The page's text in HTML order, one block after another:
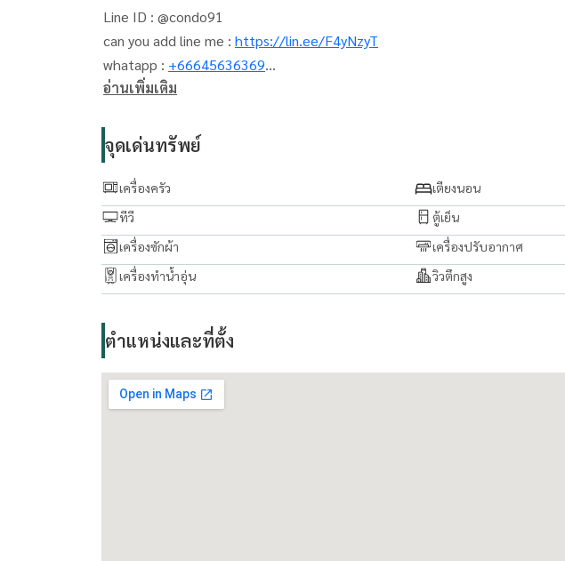
Line ID : @condo91
can you add line me : https://lin.ee/F4yNzyT
whatapp : +66645636369
Email:amolladaphet@gmail.com
www. thelivingbkk.com (บริษัท เดอะ ลิฟวิ่งแบงค็อก จำกัด)
ที่ปรึกษาและบริการ ซื้อ-ขาย-เช่า อสังหาริมทรัพย์
อ่านเพิ่มเติม
จุดเด่นทรัพย์
เครื่องครัว
เตียงนอน
ทีวี
ตู้เย็น
เครื่องซักผ้า
เครื่องปรับอากาศ
เครื่องทำน้ำอุ่น
วิวตึกสูง
ตำแหน่งและที่ตั้ง